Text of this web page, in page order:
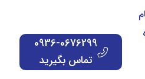
0936-0676299
تماس بگیرید